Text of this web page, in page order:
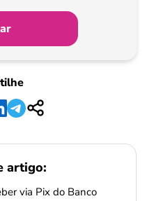
artigo:
via Pix do Banco